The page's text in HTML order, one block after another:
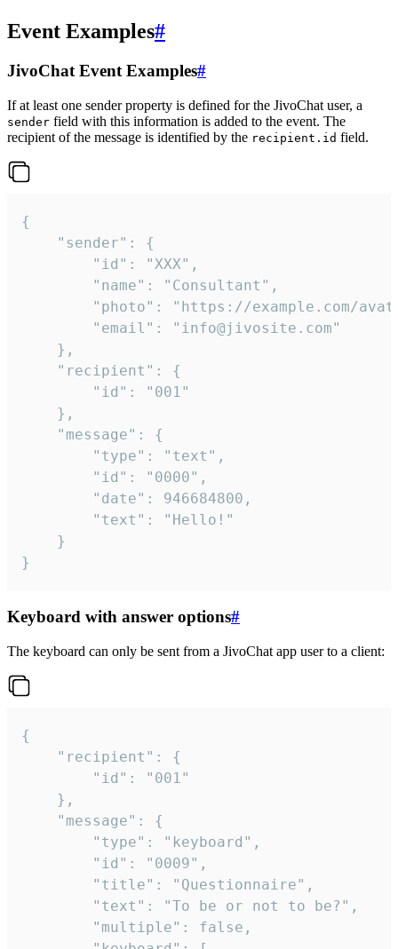
Event Examples#
JivoChat Event Examples#
If at least one sender property is defined for the JivoChat user, a
sender field with this information is added to the event. The
recipient of the message is identified by the recipient.id field.
{
}
Keyboard with answer options#
The keyboard can only be sent from a JivoChat app user to a client:
{